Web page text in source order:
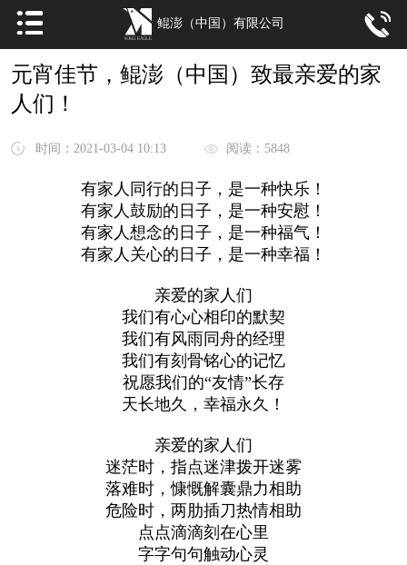
鲲澎（中国）有限公司
元宵佳节，鲲澎（中国）致最亲爱的家
人们！
时间：2021-03-04 10:13 阅读：5848
有家人同行的日子，是一种快乐！
有家人鼓励的日子，是一种安慰！
有家人想念的日子，是一种福气！
有家人关心的日子，是一种幸福！
亲爱的家人们
我们有心心相印的默契
我们有风雨同舟的经理
我们有刻骨铭心的记忆
祝愿我们的“友情”长存
天长地久，幸福永久！
亲爱的家人们
迷茫时，指点迷津拨开迷雾
落难时，慷慨解囊鼎力相助
危险时，两肋插刀热情相助
点点滴滴刻在心里
字字句句触动心灵